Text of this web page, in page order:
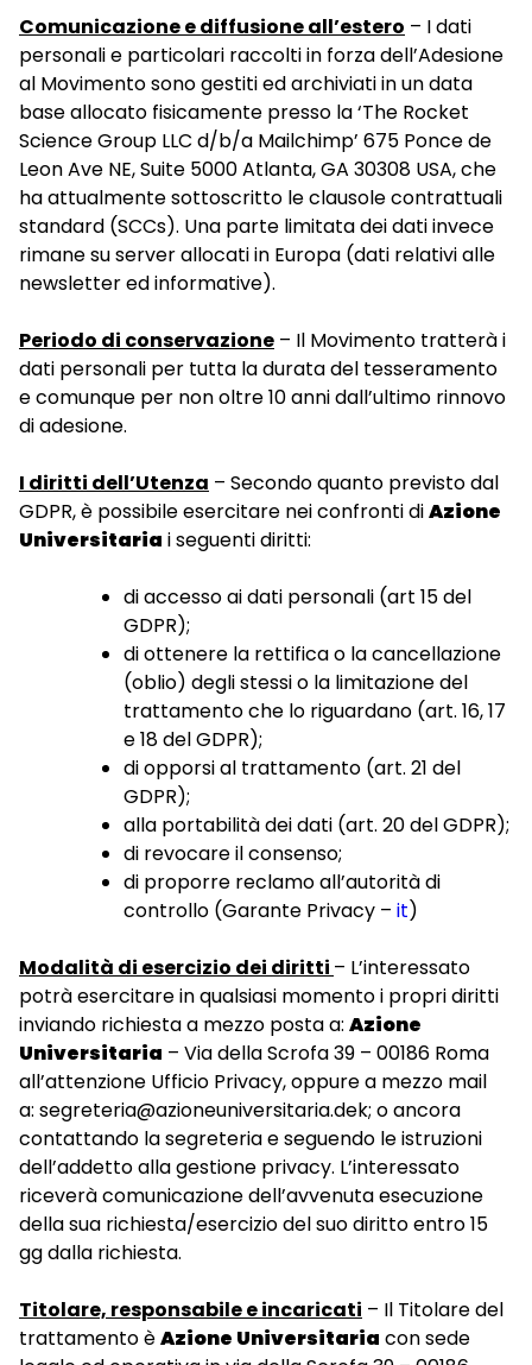
Comunicazione e diffusione all’estero – I dati
personali e particolari raccolti in forza dell’Adesione
al Movimento sono gestiti ed archiviati in un data
base allocato fisicamente presso la ‘The Rocket
Science Group LLC d/b/a Mailchimp’ 675 Ponce de
Leon Ave NE, Suite 5000 Atlanta, GA 30308 USA, che
ha attualmente sottoscritto le clausole contrattuali
standard (SCCs). Una parte limitata dei dati invece
rimane su server allocati in Europa (dati relativi alle
newsletter ed informative).
Periodo di conservazione – Il Movimento tratterà i
dati personali per tutta la durata del tesseramento
e comunque per non oltre 10 anni dall’ultimo rinnovo
di adesione.
I diritti dell’Utenza – Secondo quanto previsto dal
GDPR, è possibile esercitare nei confronti diAzione
Universitaria i seguenti diritti:
di accesso ai dati personali (art 15 del
GDPR);
di ottenere la rettifica o la cancellazione
(oblio) degli stessi o la limitazione del
trattamento che lo riguardano (art. 16, 17
e 18 del GDPR);
di opporsi al trattamento (art. 21 del
GDPR);
alla portabilità dei dati (art. 20 del GDPR);
di revocare il consenso;
di proporre reclamo all’autorità di
controllo (Garante Privacy – it)
Modalità di esercizio dei diritti – L’interessato
potrà esercitare in qualsiasi momento i propri diritti
inviando richiesta a mezzo posta a: Azione
Universitaria – Via della Scrofa 39 – 00186 Roma
all’attenzione Ufficio Privacy, oppure a mezzo mail
a: segreteria@azioneuniversitaria.dek; o ancora
contattando la segreteria e seguendo le istruzioni
dell’addetto alla gestione privacy. L’interessato
riceverà comunicazione dell’avvenuta esecuzione
della sua richiesta/esercizio del suo diritto entro 15
gg dalla richiesta.
Titolare, responsabile e incaricati – Il Titolare del
trattamento èAzione Universitaria con sede